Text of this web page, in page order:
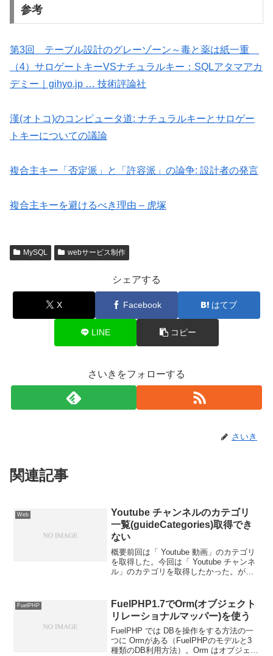
参考
第3回 テーブル設計のグレーゾーン～毒と薬は紙一重
（4）サロゲートキーVSナチュラルキー：SQLアタマアカ
デミー｜gihyo.jp … 技術評論社
漢(オトコ)のコンピュータ道: ナチュラルキーとサロゲー
トキーについての議論
複合主キー「否定派」と「許容派」の論争: 設計者の発言
複合主キーを避けるべき理由 – 虎塚
MySQL webサービス制作
シェアする
X Facebook はてブ
LINE コピー
さいきをフォローする
さいき
関連記事
Web
Youtube チャンネルのカテゴリ
一覧(guideCategories)取得でき
ない
概要前回は「 Youtube 動画」のカテゴリ
を取得した。今回は「 Youtube チャンネ
ル」のカテゴリを取得したかった。が、
API で...
FuelPHP
FuelPHP1.7でOrm(オブジェクト
リレーショナルマッパー)を使う
FuelPHP では DBを操作をする方法の一
つに Ormがある（FuelPHPのモデルと3
種類のDB利用方法）。Orm はオブジェク